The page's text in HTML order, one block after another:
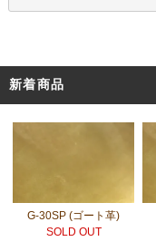
新着商品
G-30SP (ゴート革)
SOLD OUT